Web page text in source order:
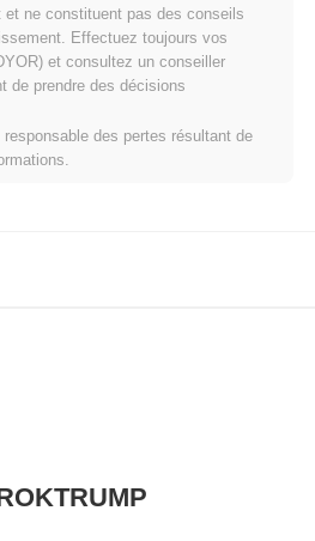
actuellement ~100.00% en dessous de
performe-t-il par rapport
large ?
GROKTRUMP a a gagné
crypto global qui a affiché un gain de
et ne constituent pas des conseils
Effectuez toujours vos
et consultez un conseiller
de prendre des décisions
des pertes résultant de